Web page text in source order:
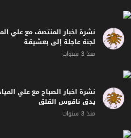
نشرة اخبار المنتصف مع علي
لجنة عاجلة إلى بعشيقة
منذ 3 سنوات
نشرة اخبار الصباح مع علي
يدق ناقوس القلق
منذ 3 سنوات